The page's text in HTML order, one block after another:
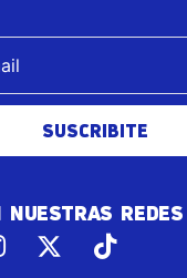
SUSCRIBITE
NUESTRAS REDES